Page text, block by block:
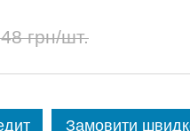
грн/шт.
Замовити